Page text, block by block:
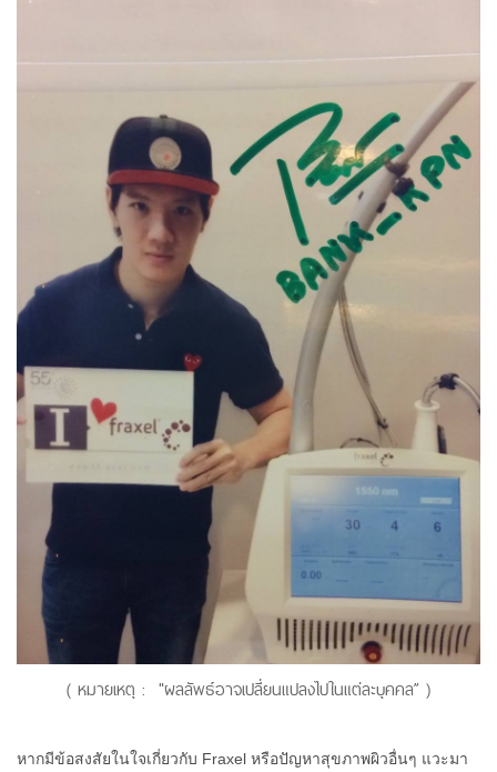
( หมายเหตุ : "ผลลัพธ์อาจเปลี่ยนแปลงไปในแต่ละบุคคล” )
หากมีข้อสงสัยในใจเกี่ยวกับ Fraxel หรือปัญหาสุขภาพผิวอื่นๆ แวะมา